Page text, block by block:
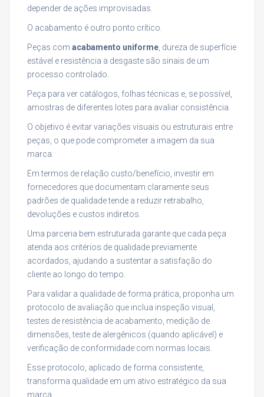
depender de ações improvisadas.
O acabamento é outro ponto crítico.
Peças com acabamento uniforme , dureza de superfície
estável e resistência a desgaste são sinais de um
processo controlado.
Peça para ver catálogos, folhas técnicas e, se possível,
amostras de diferentes lotes para avaliar consistência.
O objetivo é evitar variações visuais ou estruturais entre
peças, o que pode comprometer a imagem da sua
marca.
Em termos de relação custo/benefício, investir em
fornecedores que documentam claramente seus
padrões de qualidade tende a reduzir retrabalho,
devoluções e custos indiretos.
Uma parceria bem estruturada garante que cada peça
atenda aos critérios de qualidade previamente
acordados, ajudando a sustentar a satisfação do
cliente ao longo do tempo.
Para validar a qualidade de forma prática, proponha um
protocolo de avaliação que inclua inspeção visual,
testes de resistência de acabamento, medição de
dimensões, teste de alergênicos (quando aplicável) e
verificação de conformidade com normas locais.
Esse protocolo, aplicado de forma consistente,
transforma qualidade em um ativo estratégico da sua
marca.